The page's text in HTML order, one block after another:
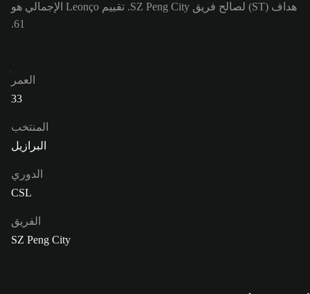
هداف (ST) لصالح فريق SZ Peng City. تقييم Leonço الإجمالي هو
61.
العمر
33
المنتخب
البرازيل
الدوري
CSL
الفريق
SZ Peng City